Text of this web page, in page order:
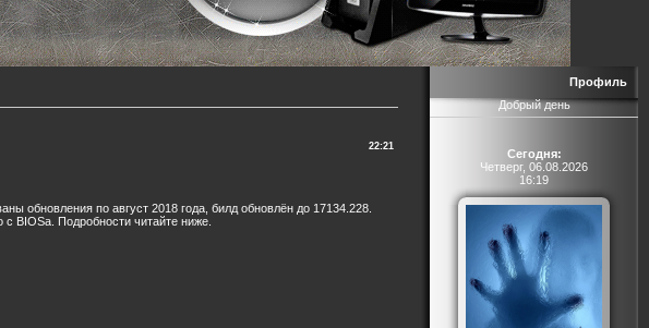
22:21
обновления по август 2018 года, билд обновлён до 17134.228.
BIOSа. Подробности читайте ниже.
Профиль
Добрый день
Сегодня:
Четверг, 06.08.2026
16:19